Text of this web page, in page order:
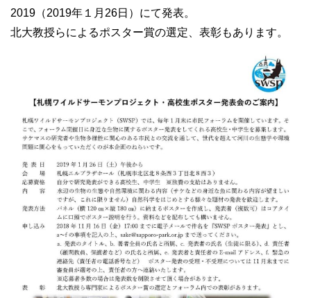
2019（2019年１月26日）にて発表。
北大教授らによるポスター賞の選定、表彰もあります。